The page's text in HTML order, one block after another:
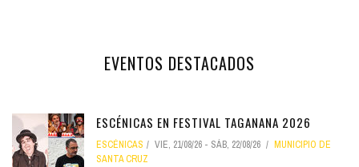
EVENTOS DESTACADOS
ESCÉNICAS EN FESTIVAL TAGANANA 2026
ESCÉNICAS VIE, 21/08/26 - SÁB, 22/08/26
MUNICIPIO DE
SANTA CRUZ